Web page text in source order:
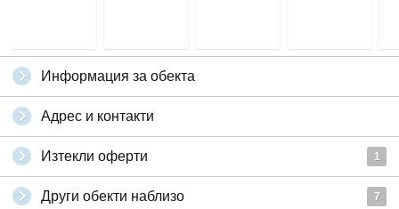
Информация за обекта
Адрес и контакти
Изтекли оферти 1
Други обекти наблизо 7